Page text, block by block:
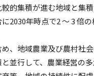
的集積が進む地域と集
2030年時点で2 ～ 3 倍
、地域農業及び農村社
並行して、農業経営の